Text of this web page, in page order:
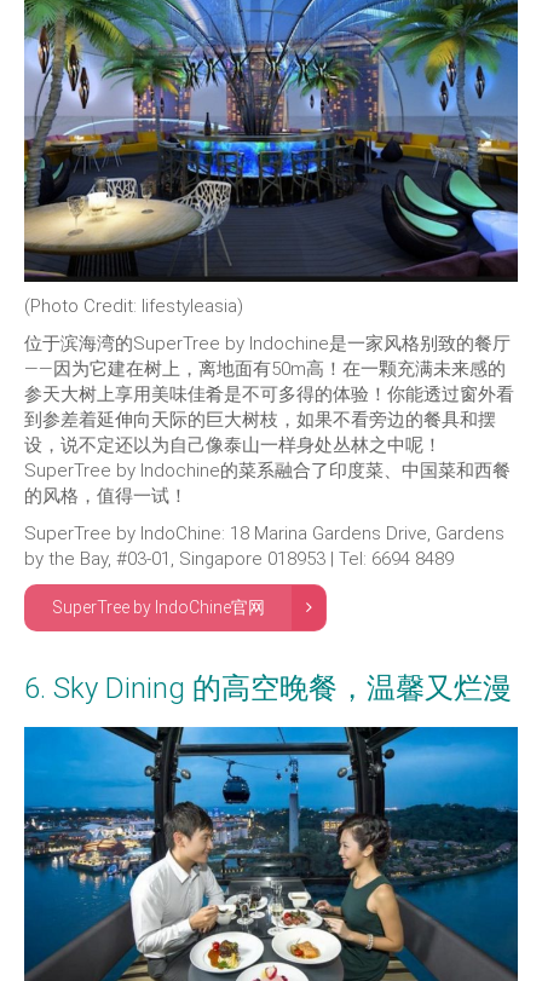
(Photo Credit: lifestyleasia)
位于滨海湾的SuperTree by Indochine是一家风格别致的餐厅
——因为它建在树上，离地面有50m高！在一颗充满未来感的
参天大树上享用美味佳肴是不可多得的体验！你能透过窗外看
到参差着延伸向天际的巨大树枝，如果不看旁边的餐具和摆
设，说不定还以为自己像泰山一样身处丛林之中呢！
SuperTree by Indochine的菜系融合了印度菜、中国菜和西餐
的风格，值得一试！
SuperTree by IndoChine: 18 Marina Gardens Drive, Gardens
by the Bay, #03-01, Singapore 018953 | Tel: 6694 8489
SuperTree by IndoChine官网
6. Sky Dining 的高空晚餐，温馨又烂漫